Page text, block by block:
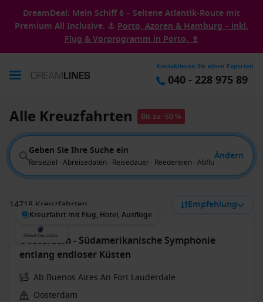
DreamDeal: Mein Schiff 6 – Seltene Atlantik-Route mit
Premium All Inclusive. ⚓ Porto, Azoren & Hamburg – inkl.
Flug & Vorprogramm in Porto. 🍷
Kontaktieren Sie einen Experten
040 - 228 975 89
Alle Kreuzfahrten Bis zu -50 %
Geben Sie Ihre Suche ein
Reiseziel · Abreisedaten · Reisedauer · Reedereien · Abflug von
Ändern
14718 Kreuzfahrten Empfehlung
Kreuzfahrt mit Flug, Hotel, Ausflüge
Oosterdam - Südamerikanische Symphonie
entlang endloser Küsten
Ab Buenos Aires An Fort Lauderdale
Oosterdam